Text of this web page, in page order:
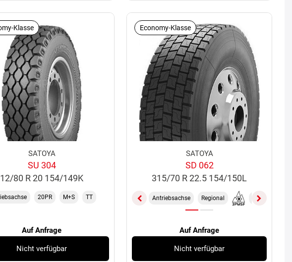
Klasse
SATOYA
SU 304
12/80 R 20 154/149K
20PR M+S TT
Auf Anfrage
Nicht verfügbar
Economy-Klasse
SATOYA
SD 062
315/70 R 22.5 154/150L
Antriebsachse Regional M+S
Auf Anfrage
Nicht verfügbar